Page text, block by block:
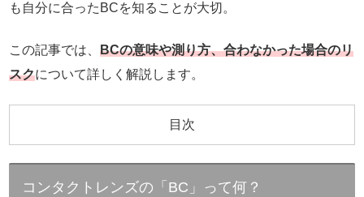
も自分に合ったBCを知ることが大切。
この記事では、 BCの意味や測り方、合わなかった場合のリ
スクについて詳しく解説します。
目次
コンタクトレンズの「BC」って何？